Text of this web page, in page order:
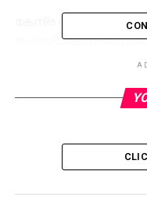
കേന്ദ്ര
ഉപാധ്യക്ഷന്‍ രാഹുല്‍
പ്രതിപക്ഷ
മോദിയുടെ
പത്താന്‍കോട്ട്
വേളയില്‍